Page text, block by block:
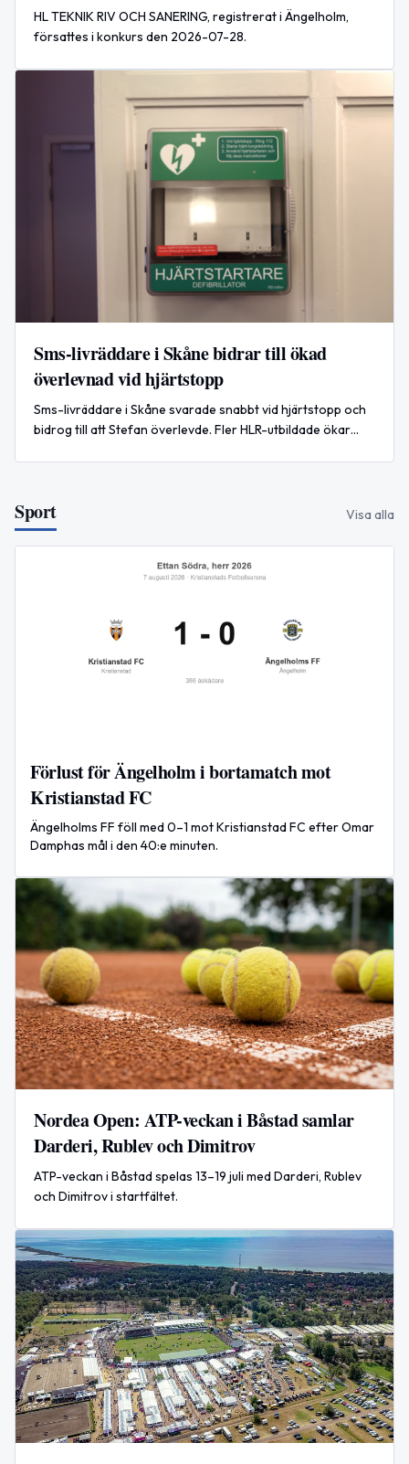
HL TEKNIK RIV OCH SANERING, registrerat i Ängelholm,
försattes i konkurs den 2026-07-28.
Sms-livräddare i Skåne bidrar till ökad
överlevnad vid hjärtstopp
Sms-livräddare i Skåne svarade snabbt vid hjärtstopp och
bidrog till att Stefan överlevde. Fler HLR-utbildade ökar
Sport Visa alla
Förlust för Ängelholm i bortamatch mot
Kristianstad FC
Ängelholms FF föll med 0–1 mot Kristianstad FC efter Omar
Damphas mål i den 40:e minuten.
Nordea Open: ATP-veckan i Båstad samlar
Darderi, Rublev och Dimitrov
ATP-veckan i Båstad spelas 13–19 juli med Darderi, Rublev
och Dimitrov i startfältet.